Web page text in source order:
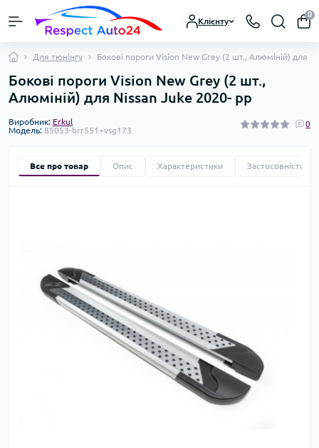
Клієнту
0
Для тюнінгу Бокові пороги Vision New Grey (2 шт., Алюміній) для
Бокові пороги Vision New Grey (2 шт.,
Алюміній) для Nissan Juke 2020- рр
Виробник: Erkul
Модель: 85053-brr551+vsg173
0
Все про товар Опис Характеристики Застосовність